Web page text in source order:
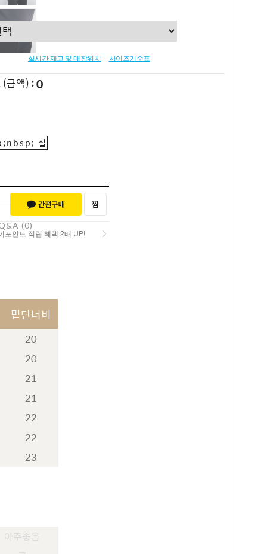
실시간 재고 및 매장위치 사이즈기준표
(금액) 0
절
포인트 적립 혜택 2배 UP!
(0)
밑단너비
20
20
21
21
22
22
23
아주좋음